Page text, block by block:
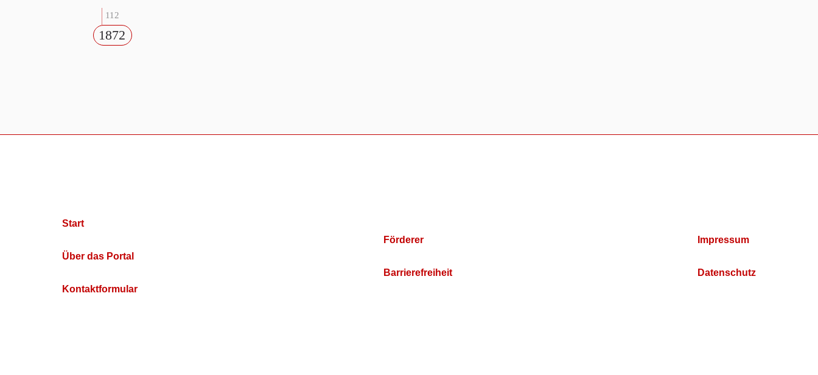
112
1872
Start
Über das Portal
Kontaktformular
Förderer
Barrierefreiheit
Impressum
Datenschutz